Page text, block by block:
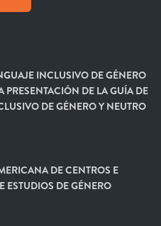
INCLUSIVO DE GÉNERO
PRESENTACIÓN DE LA GUÍA DE
DE GÉNERO Y NEUTRO
DE CENTROS E
ESTUDIOS DE GÉNERO